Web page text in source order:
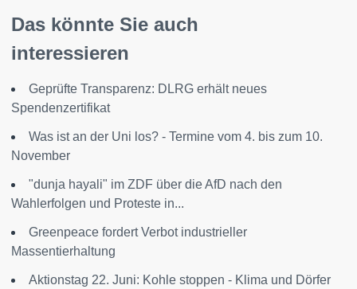
Das könnte Sie auch
interessieren
Geprüfte Transparenz: DLRG erhält neues
Spendenzertifikat
Was ist an der Uni los? - Termine vom 4. bis zum 10.
November
"dunja hayali" im ZDF über die AfD nach den
Wahlerfolgen und Proteste in...
Greenpeace fordert Verbot industrieller
Massentierhaltung
Aktionstag 22. Juni: Kohle stoppen - Klima und Dörfer